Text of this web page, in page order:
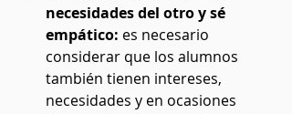
necesidades del otro y sé
empático: es necesario
considerar que los alumnos
también tienen intereses,
necesidades y en ocasiones